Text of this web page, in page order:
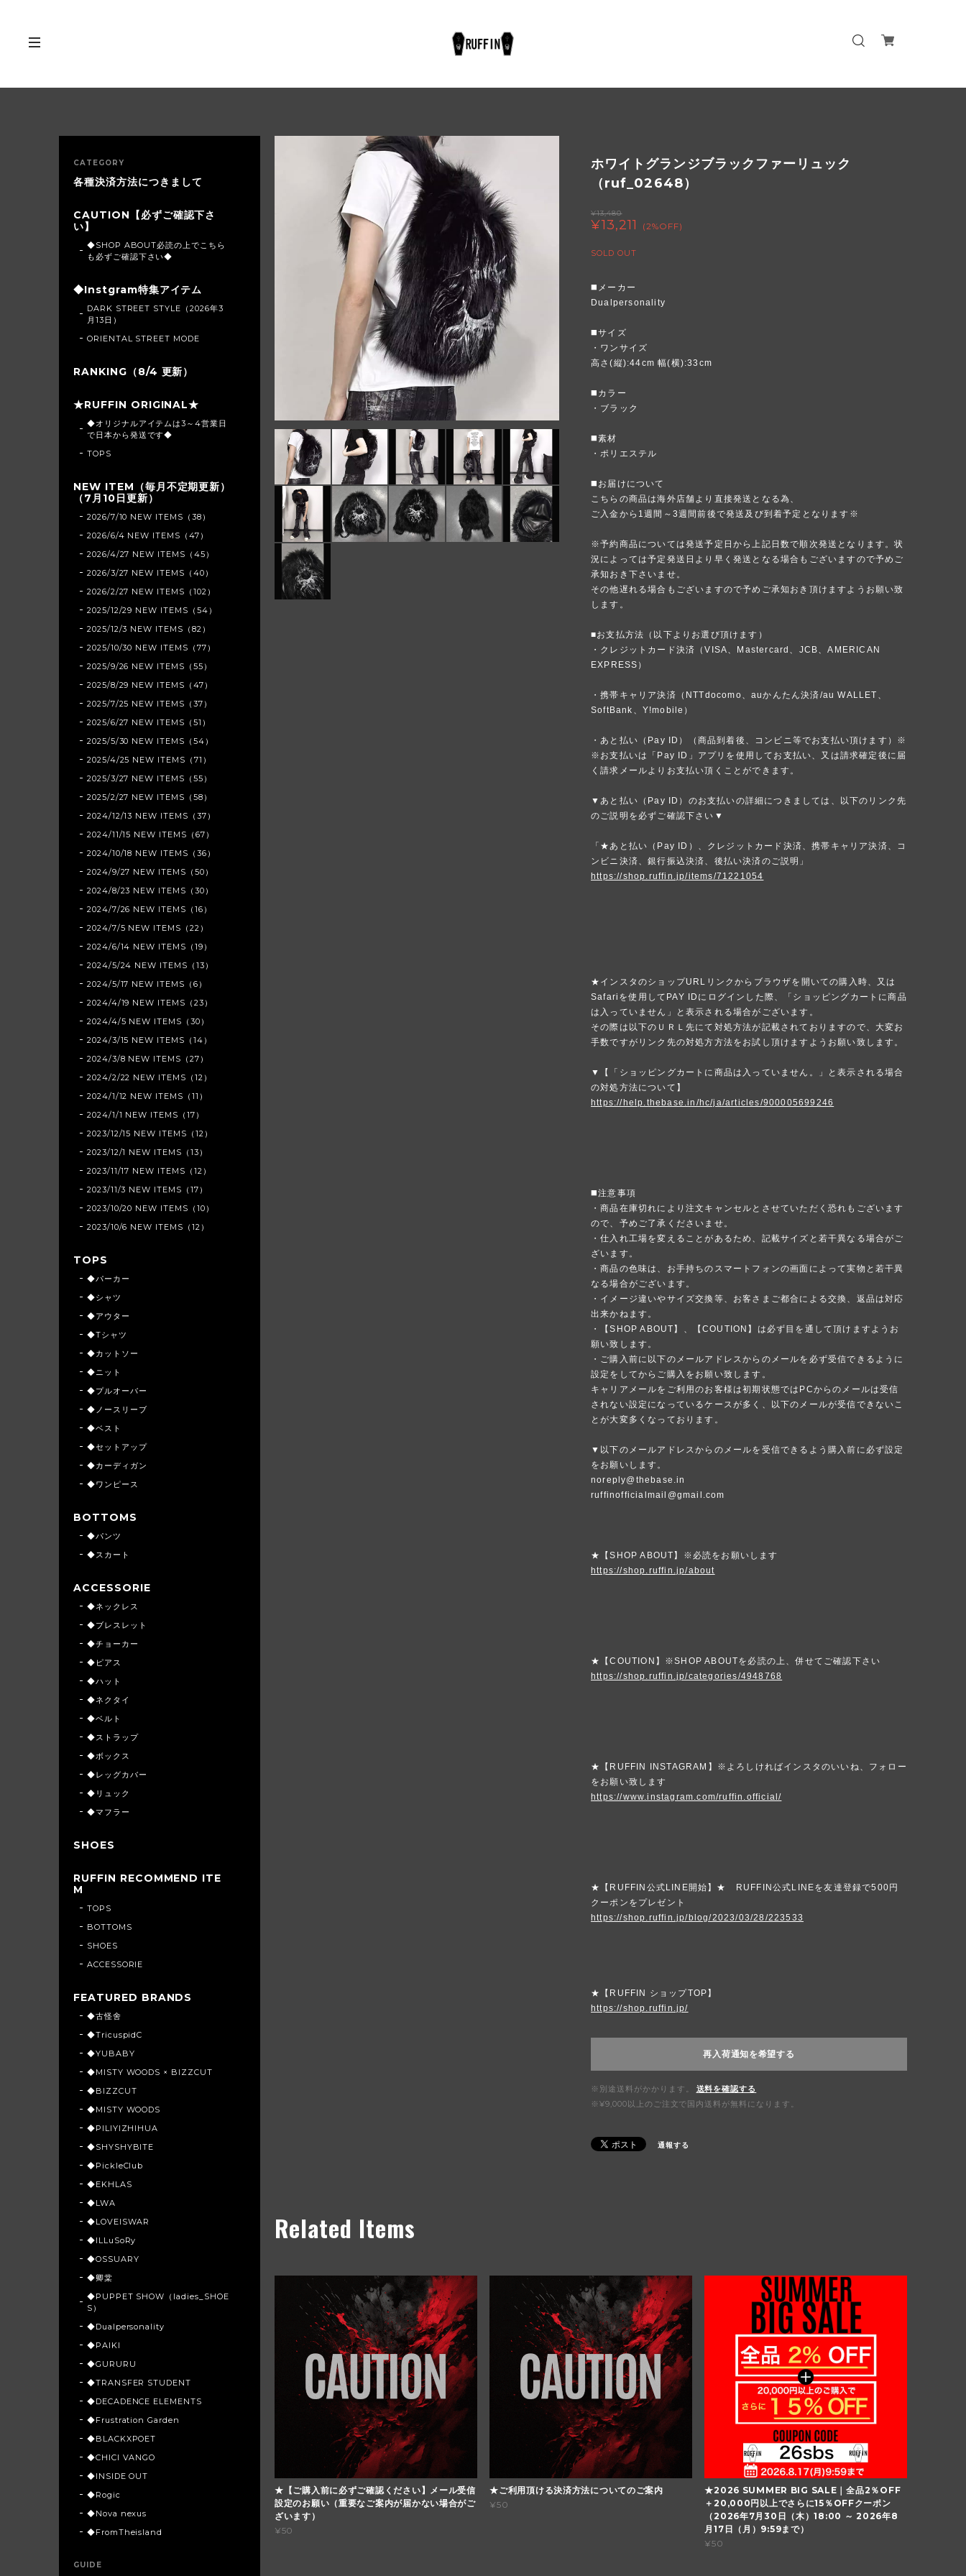
ホワイトグランジブラックファーリュック
（ruf_02648）
¥13,480
¥13,211 (2%OFF)
SOLD OUT
◼️メーカー
Dualpersonality
◼️サイズ
・ワンサイズ
高さ(縦):44cm 幅(横):33cm
◼️カラー
・ブラック
◼️素材
・ポリエステル
◼️お届けについて
こちらの商品は海外店舗より直接発送となる為、
ご入金から1週間～3週間前後で発送及び到着予定となります※
※予約商品については発送予定日から上記日数で順次発送となります。状
況によっては予定発送日より早く発送となる場合もございますので予めご
承知おき下さいませ。
その他遅れる場合もございますので予めご承知おき頂けますようお願い致
します。
■お支払方法（以下よりお選び頂けます）
・クレジットカード決済（VISA、Mastercard、JCB、AMERICAN
EXPRESS）
・携帯キャリア決済（NTTdocomo、auかんたん決済/au WALLET、
SoftBank、Y!mobile）
・あと払い（Pay ID）（商品到着後、コンビニ等でお支払い頂けます）※
※お支払いは「Pay ID」アプリを使用してお支払い、又は請求確定後に届
く請求メールよりお支払い頂くことができます。
▼あと払い（Pay ID）のお支払いの詳細につきましては、以下のリンク先
のご説明を必ずご確認下さい▼
「★あと払い（Pay ID）、クレジットカード決済、携帯キャリア決済、コ
ンビニ決済、銀行振込決済、後払い決済のご説明」
https://shop.ruffin.jp/items/71221054
★インスタのショップURLリンクからブラウザを開いての購入時、又は
Safariを使用してPAY IDにログインした際、「ショッピングカートに商品
は入っていません」と表示される場合がございます。
その際は以下のＵＲＬ先にて対処方法が記載されておりますので、大変お
手数ですがリンク先の対処方方法をお試し頂けますようお願い致します。
▼【「ショッピングカートに商品は入っていません。」と表示される場合
の対処方法について】
https://help.thebase.in/hc/ja/articles/900005699246
◼️注意事項
・商品在庫切れにより注文キャンセルとさせていただく恐れもございます
ので、予めご了承くださいませ。
・仕入れ工場を変えることがあるため、記載サイズと若干異なる場合がご
ざいます。
・商品の色味は、お手持ちのスマートフォンの画面によって実物と若干異
なる場合がございます。
・イメージ違いやサイズ交換等、お客さまご都合による交換、返品は対応
出来かねます。
・【SHOP ABOUT】、【COUTION】は必ず目を通して頂けますようお
願い致します。
・ご購入前に以下のメールアドレスからのメールを必ず受信できるように
設定をしてからご購入をお願い致します。
キャリアメールをご利用のお客様は初期状態ではPCからのメールは受信
されない設定になっているケースが多く、以下のメールが受信できないこ
とが大変多くなっております。
▼以下のメールアドレスからのメールを受信できるよう購入前に必ず設定
をお願いします。
noreply@thebase.in
ruffinofficialmail@gmail.com
★【SHOP ABOUT】※必読をお願いします
https://shop.ruffin.jp/about
★【COUTION】※SHOP ABOUTを必読の上、併せてご確認下さい
https://shop.ruffin.jp/categories/4948768
★【RUFFIN INSTAGRAM】※よろしければインスタのいいね、フォロー
をお願い致します
https://www.instagram.com/ruffin.official/
★【RUFFIN公式LINE開始】★ RUFFIN公式LINEを友達登録で500円
クーポンをプレゼント
https://shop.ruffin.jp/blog/2023/03/28/223533
★【RUFFIN ショップTOP】
https://shop.ruffin.jp/
再入荷通知を希望する
※別途送料がかかります。
送料を確認する
※¥9,000以上のご注文で国内送料が無料になります。
通報する
Related Items
★【ご購入前に必ずご確認ください】メール受信
設定のお願い（重要なご案内が届かない場合がご
ざいます）
¥50
★ご利用頂ける決済方法についてのご案内
¥50
★2026 SUMMER BIG SALE｜全品2％OFF
＋20,000円以上でさらに15％OFFクーポン
（2026年7月30日（木）18:00 ～ 2026年8
月17日（月）9:59まで）
¥50
CATEGORY
各種決済方法につきまして
CAUTION【必ずご確認下さ
い】
◆SHOP ABOUT必読の上でこちら
も必ずご確認下さい◆
◆Instgram特集アイテム
DARK STREET STYLE（2026年3
月13日）
ORIENTAL STREET MODE
RANKING（8/4 更新）
★RUFFIN ORIGINAL★
◆オリジナルアイテムは3～4営業日
で日本から発送です◆
TOPS
NEW ITEM（毎月不定期更新）
（7月10日更新）
2026/7/10 NEW ITEMS（38）
2026/6/4 NEW ITEMS（47）
2026/4/27 NEW ITEMS（45）
2026/3/27 NEW ITEMS（40）
2026/2/27 NEW ITEMS（102）
2025/12/29 NEW ITEMS（54）
2025/12/3 NEW ITEMS（82）
2025/10/30 NEW ITEMS（77）
2025/9/26 NEW ITEMS（55）
2025/8/29 NEW ITEMS（47）
2025/7/25 NEW ITEMS（37）
2025/6/27 NEW ITEMS（51）
2025/5/30 NEW ITEMS（54）
2025/4/25 NEW ITEMS（71）
2025/3/27 NEW ITEMS（55）
2025/2/27 NEW ITEMS（58）
2024/12/13 NEW ITEMS（37）
2024/11/15 NEW ITEMS（67）
2024/10/18 NEW ITEMS（36）
2024/9/27 NEW ITEMS（50）
2024/8/23 NEW ITEMS（30）
2024/7/26 NEW ITEMS（16）
2024/7/5 NEW ITEMS（22）
2024/6/14 NEW ITEMS（19）
2024/5/24 NEW ITEMS（13）
2024/5/17 NEW ITEMS（6）
2024/4/19 NEW ITEMS（23）
2024/4/5 NEW ITEMS（30）
2024/3/15 NEW ITEMS（14）
2024/3/8 NEW ITEMS（27）
2024/2/22 NEW ITEMS（12）
2024/1/12 NEW ITEMS（11）
2024/1/1 NEW ITEMS（17）
2023/12/15 NEW ITEMS（12）
2023/12/1 NEW ITEMS（13）
2023/11/17 NEW ITEMS（12）
2023/11/3 NEW ITEMS（17）
2023/10/20 NEW ITEMS（10）
2023/10/6 NEW ITEMS（12）
TOPS
◆パーカー
◆シャツ
◆アウター
◆Tシャツ
◆カットソー
◆ニット
◆プルオーバー
◆ノースリーブ
◆ベスト
◆セットアップ
◆カーディガン
◆ワンピース
BOTTOMS
◆パンツ
◆スカート
ACCESSORIE
◆ネックレス
◆ブレスレット
◆チョーカー
◆ピアス
◆ハット
◆ネクタイ
◆ベルト
◆ストラップ
◆ボックス
◆レッグカバー
◆リュック
◆マフラー
SHOES
RUFFIN RECOMMEND ITE
M
TOPS
BOTTOMS
SHOES
ACCESSORIE
FEATURED BRANDS
◆古怪舍
◆TricuspidC
◆YUBABY
◆MISTY WOODS × BIZZCUT
◆BIZZCUT
◆MISTY WOODS
◆PILIYIZHIHUA
◆SHYSHYBITE
◆PickleClub
◆EKHLAS
◆LWA
◆LOVEISWAR
◆ILLuSoRy
◆OSSUARY
◆卿棠
◆PUPPET SHOW（ladies_SHOE
S）
◆Dualpersonality
◆PAIKI
◆GURURU
◆TRANSFER STUDENT
◆DECADENCE ELEMENTS
◆Frustration Garden
◆BLACKXPOET
◆CHICI VANGO
◆INSIDE OUT
◆Rogic
◆Nova nexus
◆FromTheisland
GUIDE